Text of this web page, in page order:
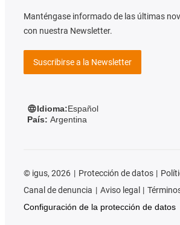
Manténgase informado de las últimas
con nuestra Newsletter.
Suscribirse a la Newsletter
Idioma:Español
País: Argentina
© igus, 2026 Protección de datos
Canal de denuncia
Aviso legal
Configuración de la protección de datos